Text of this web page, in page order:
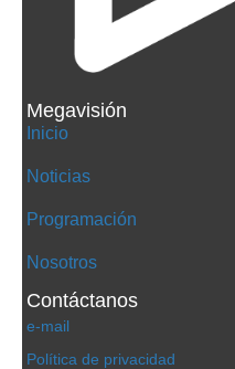
Megavisión
Inicio
Noticias
Programación
Nosotros
Contáctanos
e-mail
Política de privacidad